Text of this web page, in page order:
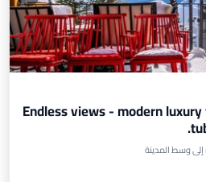
Endless views - modern
إطلالة على المحيط
إطلالة